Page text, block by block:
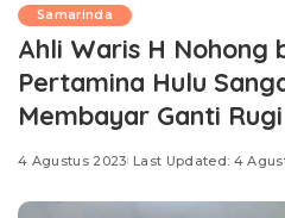
Samarinda
Ahli Waris H Nohong
Pertamina Hulu
Membayar Ganti
4 Agustus 2023 Last Updated: 4